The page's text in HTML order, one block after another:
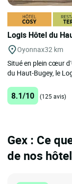
Logis Hôtel du
Oyonnax32 km
Situé en plein cœur
du Haut-Bugey, le
8.1/10 (125 avis)
Gex : Ce
de nos